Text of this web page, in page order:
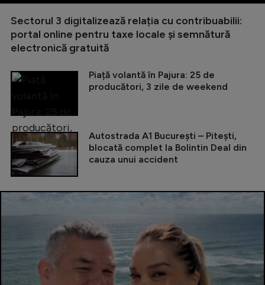
Sectorul 3 digitalizează relația cu contribuabilii:
portal online pentru taxe locale și semnătură
electronică gratuită
Piață volantă în Pajura: 25 de
producători, 3 zile de weekend
Autostrada A1 București – Pitești,
blocată complet la Bolintin Deal din
cauza unui accident